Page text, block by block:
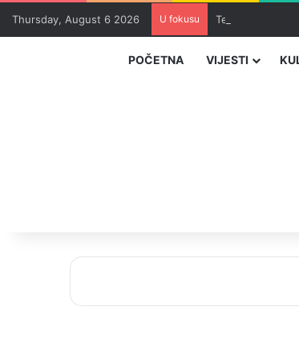
Thursday, August 6 2026 U fokusu Teška
POČETNA VIJESTI